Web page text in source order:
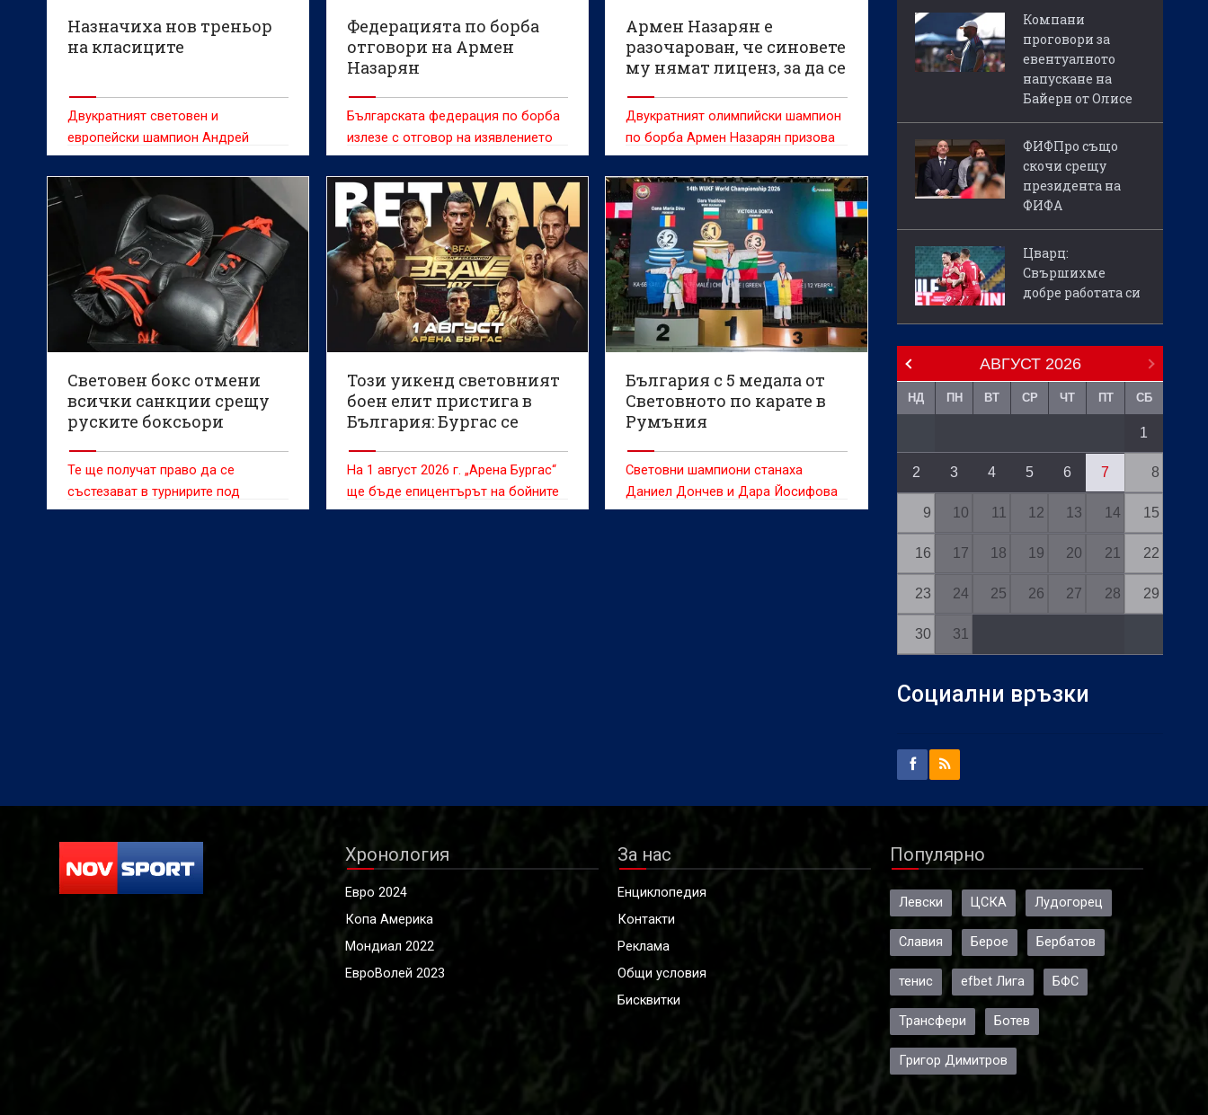
Назначиха нов треньор
на класиците
Двукратният световен и
европейски шампион Андрей
Димитров е избран за старши
треньор на националния отбор по
борба в класическия стил,
съобщават от БФБорба.
Федерацията по борба
отговори на Армен
Назарян
Българската федерация по борба
излезе с отговор на изявлението
на двукратния олимпийски
шампион Армен Назарян от по-
рано днес по отношение на
лиценза на синовете му Едмонд и
Гриша за участие в международни
турнири.
Армен Назарян е
разочарован, че синовете
му нямат лиценз, за да се
Двукратният олимпийски шампион
по борба Армен Назарян призова
Българската федерация по борба
да даде лиценз на синовете му -
Едмонд и Гриша, за да могат да
представляват страната на
международни състезания.
Световен бокс отмени
всички санкции срещу
руските боксьори
Те ще получат право да се
състезават в турнирите под
егидата на признатата от
Този уикенд световният
боен елит пристига в
България: Бургас се
BRAVE CF 107!
На 1 август 2026 г. „Арена Бургас“
ще бъде епицентърът на бойните
спортове в Европа
България с 5 медала от
Световното по карате в
Румъния
Световни шампиони станаха
Даниел Дончев и Дара Йосифова
Компани
проговори за
евентуалното
напускане на
Байерн от Олисе
ФИФПро също
скочи срещу
президента на
ФИФА
Цварц:
Свършихме
добре работата си
АВГУСТ 2026
НД ПН ВТ СР ЧТ ПТ СБ
1
2 3 4 5 6 7 8
9 10 11 12 13 14 15
16 17 18 19 20 21 22
23 24 25 26 27 28 29
30 31
Социални връзки
Хронология
Евро 2024
Копа Америка
Мондиал 2022
ЕвроВолей 2023
За нас
Енциклопедия
Контакти
Реклама
Общи условия
Бисквитки
Популярно
Левски ЦСКА Лудогорец
Славия Берое Бербатов
тенис efbet Лига БФС
Трансфери Ботев
Григор Димитров